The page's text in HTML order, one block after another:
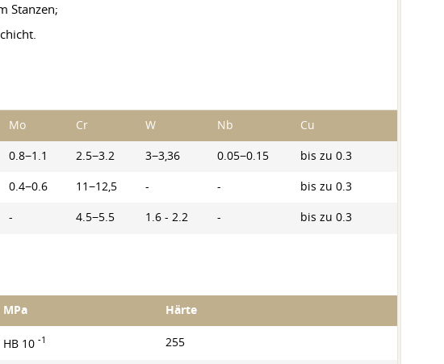
Stanzen;
Mo Cr W Nb Cu
0.8−1.1 2.5−3.2 3−3,36 0.05−0.15 bis zu 0.3
0.4−0.6 11−12,5 - - bis zu 0.3
- 4.5−5.5 1.6 - 2.2 - bis zu 0.3
MPa Härte
HB 10 -1 255